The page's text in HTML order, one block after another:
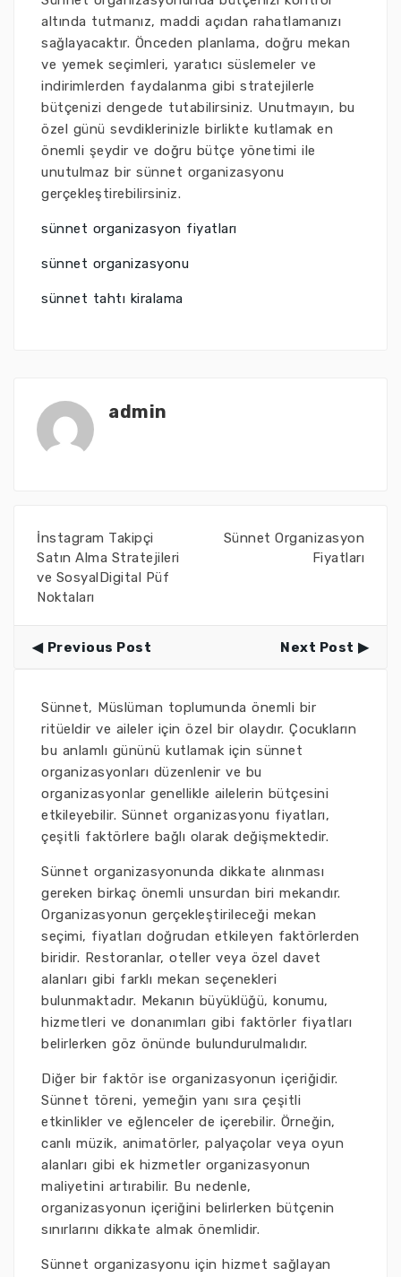
altında tutmanız, maddi açıdan rahatlamanızı
sağlayacaktır. Önceden planlama, doğru mekan
ve yemek seçimleri, yaratıcı süslemeler ve
indirimlerden faydalanma gibi stratejilerle
bütçenizi dengede tutabilirsiniz. Unutmayın, bu
özel günü sevdiklerinizle birlikte kutlamak en
önemli şeydir ve doğru bütçe yönetimi ile
unutulmaz bir sünnet organizasyonu
gerçekleştirebilirsiniz.
sünnet organizasyon fiyatları
sünnet organizasyonu
sünnet tahtı kiralama
admin
İnstagram Takipçi
Satın Alma Stratejileri
ve SosyalDigital Püf
Noktaları
Sünnet Organizasyon
Fiyatları
Previous Post Next Post
Sünnet, Müslüman toplumunda önemli bir
ritüeldir ve aileler için özel bir olaydır. Çocukların
bu anlamlı gününü kutlamak için sünnet
organizasyonları düzenlenir ve bu
organizasyonlar genellikle ailelerin bütçesini
etkileyebilir. Sünnet organizasyonu fiyatları,
çeşitli faktörlere bağlı olarak değişmektedir.
Sünnet organizasyonunda dikkate alınması
gereken birkaç önemli unsurdan biri mekandır.
Organizasyonun gerçekleştirileceği mekan
seçimi, fiyatları doğrudan etkileyen faktörlerden
biridir. Restoranlar, oteller veya özel davet
alanları gibi farklı mekan seçenekleri
bulunmaktadır. Mekanın büyüklüğü, konumu,
hizmetleri ve donanımları gibi faktörler fiyatları
belirlerken göz önünde bulundurulmalıdır.
Diğer bir faktör ise organizasyonun içeriğidir.
Sünnet töreni, yemeğin yanı sıra çeşitli
etkinlikler ve eğlenceler de içerebilir. Örneğin,
canlı müzik, animatörler, palyaçolar veya oyun
alanları gibi ek hizmetler organizasyonun
maliyetini artırabilir. Bu nedenle,
organizasyonun içeriğini belirlerken bütçenin
sınırlarını dikkate almak önemlidir.
Sünnet organizasyonu için hizmet sağlayan